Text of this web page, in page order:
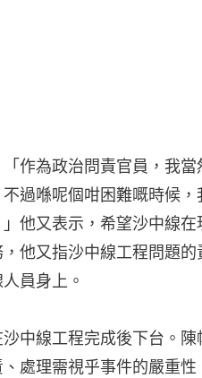
作為政治問責官員，我當
過喺呢個咁困難嘅時候，
他又表示，希望沙中線在
他又指沙中線工程問題的
員身上。
中線工程完成後下台。陳
處理需視乎事件的嚴重性